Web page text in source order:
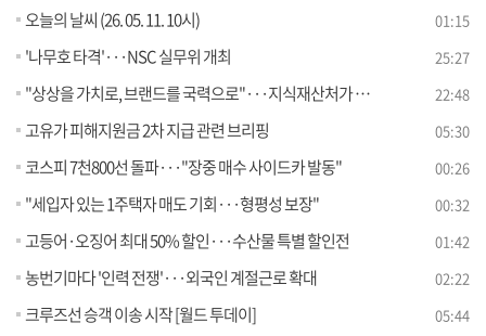
오늘의 날씨 (26. 05. 11. 10시) 01:15
'나무호 타격'···NSC 실무위 개최 25:27
"상상을 가치로, 브랜드를 국력으로"···지식재산처가 앞장선다 22:48
고유가 피해지원금 2차 지급 관련 브리핑 05:30
코스피 7천800선 돌파···"장중 매수 사이드카 발동" 00:26
"세입자 있는 1주택자 매도 기회···형평성 보장" 00:32
고등어·오징어 최대 50% 할인···수산물 특별 할인전 01:42
농번기마다 '인력 전쟁'···외국인 계절근로 확대 02:22
크루즈선 승객 이송 시작 [월드 투데이] 05:44